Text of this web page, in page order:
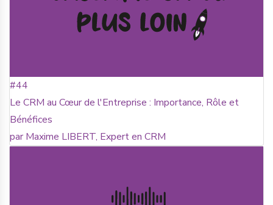
#44
Le CRM au Cœur de l'Entreprise : Importance, Rôle et
Bénéfices
par Maxime LIBERT, Expert en CRM